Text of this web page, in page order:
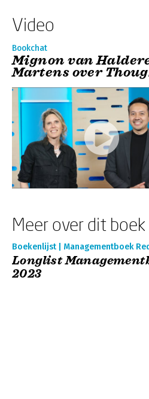
Video
Bookchat
Mignon van
Martens over
Meer over dit boek
Boekenlijst | Managementboek
Longlist
2023